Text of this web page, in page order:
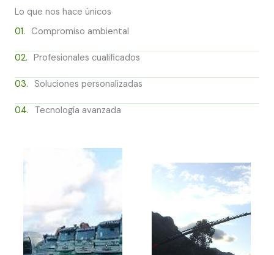
Lo que nos hace únicos
01. Compromiso ambiental
02. Profesionales cualificados
03. Soluciones personalizadas
04. Tecnología avanzada